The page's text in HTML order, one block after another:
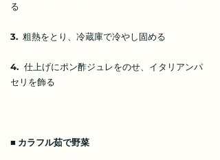
る
3. 粗熱をとり、冷蔵庫で冷やし固める
4. 仕上げにポン酢ジュレをのせ、イタリアンパ
セリを飾る
■ カラフル茹で野菜